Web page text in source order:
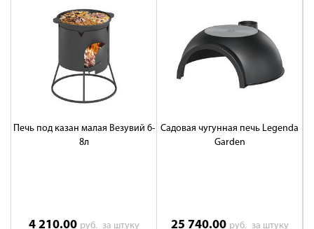
Печь под казан малая Везувий 6-
8л
4 210.00 руб. за штуку
Садовая чугунная печь Legenda
Garden
25 740.00 руб. за штуку